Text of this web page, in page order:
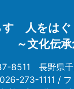
す 人をは
～文化伝
8511
長野県
273-1111 /